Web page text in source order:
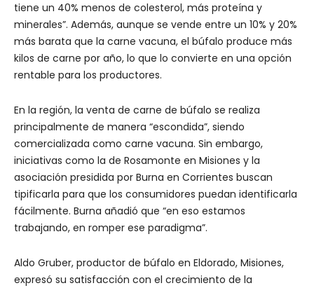
tiene un 40% menos de colesterol, más proteína y
minerales”. Además, aunque se vende entre un 10% y 20%
más barata que la carne vacuna, el búfalo produce más
kilos de carne por año, lo que lo convierte en una opción
rentable para los productores.
En la región, la venta de carne de búfalo se realiza
principalmente de manera “escondida”, siendo
comercializada como carne vacuna. Sin embargo,
iniciativas como la de Rosamonte en Misiones y la
asociación presidida por Burna en Corrientes buscan
tipificarla para que los consumidores puedan identificarla
fácilmente. Burna añadió que “en eso estamos
trabajando, en romper ese paradigma”.
Aldo Gruber, productor de búfalo en Eldorado, Misiones,
expresó su satisfacción con el crecimiento de la